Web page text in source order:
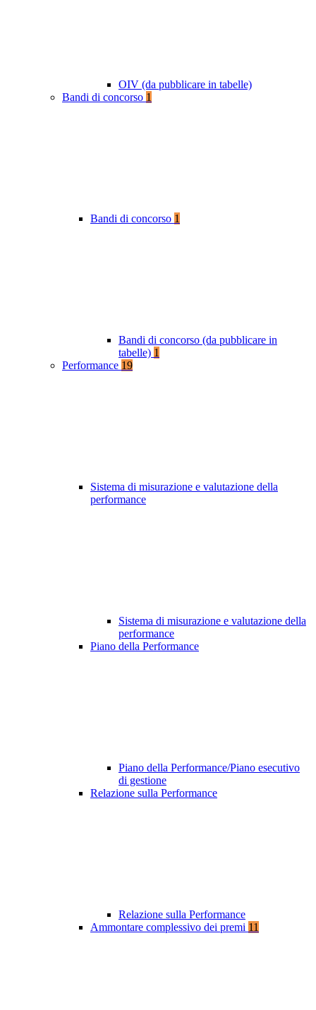
OIV (da pubblicare in tabelle)
Bandi di concorso 1
Bandi di concorso 1
Bandi di concorso (da pubblicare in
tabelle) 1
Performance 19
Sistema di misurazione e valutazione della
performance
Sistema di misurazione e valutazione della
performance
Piano della Performance
Piano della Performance/Piano esecutivo
di gestione
Relazione sulla Performance
Relazione sulla Performance
Ammontare complessivo dei premi 11